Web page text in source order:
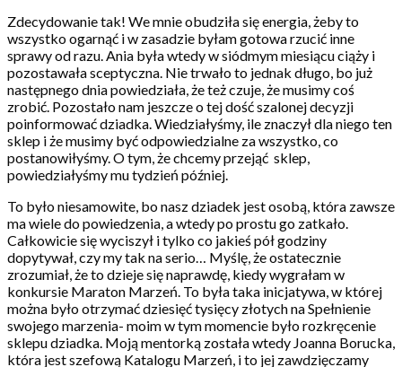
Zdecydowanie tak! We mnie obudziła się energia, żeby to
wszystko ogarnąć i w zasadzie byłam gotowa rzucić inne
sprawy od razu. Ania była wtedy w siódmym miesiącu ciąży i
pozostawała sceptyczna. Nie trwało to jednak długo, bo już
następnego dnia powiedziała, że też czuje, że musimy coś
zrobić. Pozostało nam jeszcze o tej dość szalonej decyzji
poinformować dziadka. Wiedziałyśmy, ile znaczył dla niego ten
sklep i że musimy być odpowiedzialne za wszystko, co
postanowiłyśmy. O tym, że chcemy przejąć sklep,
powiedziałyśmy mu tydzień później.
To było niesamowite, bo nasz dziadek jest osobą, która zawsze
ma wiele do powiedzenia, a wtedy po prostu go zatkało.
Całkowicie się wyciszył i tylko co jakieś pół godziny
dopytywał, czy my tak na serio… Myślę, że ostatecznie
zrozumiał, że to dzieje się naprawdę, kiedy wygrałam w
konkursie Maraton Marzeń. To była taka inicjatywa, w której
można było otrzymać dziesięć tysięcy złotych na Spełnienie
swojego marzenia- moim w tym momencie było rozkręcenie
sklepu dziadka. Moją mentorką została wtedy Joanna Borucka,
która jest szefową Katalogu Marzeń, i to jej zawdzięczamy